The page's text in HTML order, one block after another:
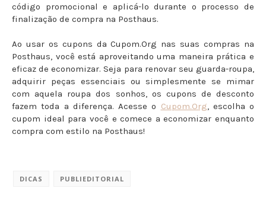
código promocional e aplicá-lo durante o processo de
finalização de compra na Posthaus.
Ao usar os cupons da Cupom.Org nas suas compras na
Posthaus, você está aproveitando uma maneira prática e
eficaz de economizar. Seja para renovar seu guarda-roupa,
adquirir peças essenciais ou simplesmente se mimar
com aquela roupa dos sonhos, os cupons de desconto
fazem toda a diferença. Acesse o Cupom.Org, escolha o
cupom ideal para você e comece a economizar enquanto
compra com estilo na Posthaus!
DICAS PUBLIEDITORIAL